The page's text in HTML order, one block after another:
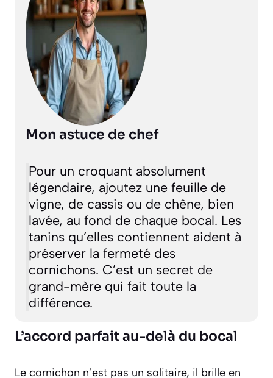
Mon astuce de chef
Pour un croquant absolument
légendaire, ajoutez une feuille de
vigne, de cassis ou de chêne, bien
lavée, au fond de chaque bocal. Les
tanins qu’elles contiennent aident à
préserver la fermeté des
cornichons. C’est un secret de
grand-mère qui fait toute la
différence.
L’accord parfait au-delà du bocal
Le cornichon n’est pas un solitaire, il brille en